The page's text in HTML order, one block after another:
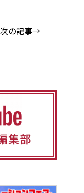
次の記事→